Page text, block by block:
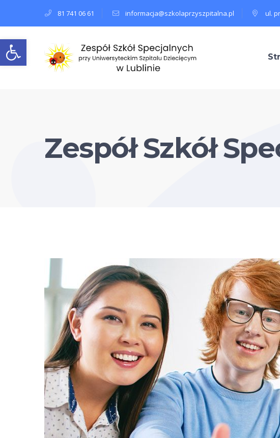
Open toolbar
81 741 06 61 informacja@szkolaprzyszpitalna.pl ul.
Zespół Szkół